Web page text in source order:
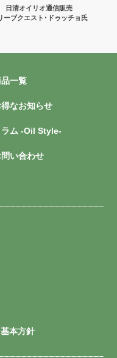
日清オイリオ通信販売
ーブクエスト･ドゥッチョ氏
一覧
得なお知らせ
ラム -Oil Style-
問い合わせ
本方針